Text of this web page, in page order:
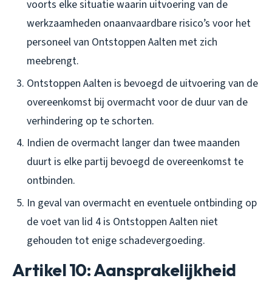
voorts elke situatie waarin uitvoering van de
werkzaamheden onaanvaardbare risico’s voor het
personeel van Ontstoppen Aalten met zich
meebrengt.
Ontstoppen Aalten is bevoegd de uitvoering van de
overeenkomst bij overmacht voor de duur van de
verhindering op te schorten.
Indien de overmacht langer dan twee maanden
duurt is elke partij bevoegd de overeenkomst te
ontbinden.
In geval van overmacht en eventuele ontbinding op
de voet van lid 4 is Ontstoppen Aalten niet
gehouden tot enige schadevergoeding.
Artikel 10: Aansprakelijkheid